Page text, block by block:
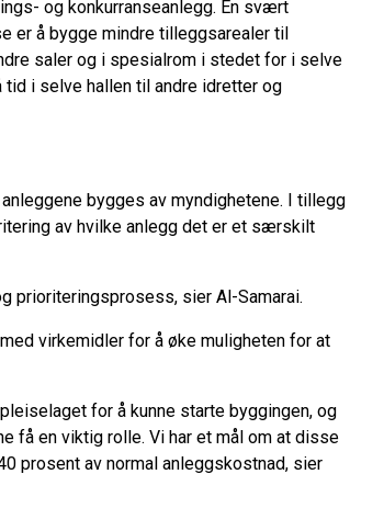
og konkurranseanlegg. En svært
er å bygge mindre tilleggsarealer til
saler og i spesialrom i stedet for i selve
i selve hallen til andre idretter og
bygges av myndighetene. I tillegg
av hvilke anlegg det er et særskilt
prioriteringsprosess, sier Al-Samarai.
virkemidler for å øke muligheten for at
for å kunne starte byggingen, og
få en viktig rolle. Vi har et mål om at disse
prosent av normal anleggskostnad, sier